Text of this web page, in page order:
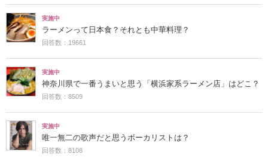
実施中
ラーメンって日本食？それとも中華料理？
回答数：19661
実施中
神奈川県で一番うまいと思う「横浜家系ラーメン店」はどこ？
回答数：8509
実施中
唯一無二の歌声だと思うボーカリストは？
回答数：8108